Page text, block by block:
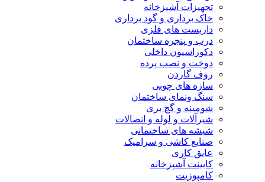
تجهیزات آشپزخانه
خاک برداری و گود برداری
داربست های فلزی
درب و پنجره ساختمان
دکوراسیون داخلی
دوخت و نصب پرده
روف گاردن
سازه های چوبی
سنگ ونمای ساختمان
شومینه و گچ بری
شیرآلات و لوله و اتصالات
شیشه های ساختمانی
صنایع کاشی و سرامیک
عایق کاری
کابینت آشپزخانه
کامپوزیت